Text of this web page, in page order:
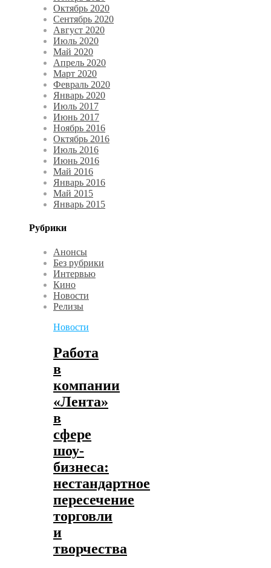
Октябрь 2020
Сентябрь 2020
Август 2020
Июль 2020
Май 2020
Апрель 2020
Март 2020
Февраль 2020
Январь 2020
Июль 2017
Июнь 2017
Ноябрь 2016
Октябрь 2016
Июль 2016
Июнь 2016
Май 2016
Январь 2016
Май 2015
Январь 2015
Рубрики
Анонсы
Без рубрики
Интервью
Кино
Новости
Релизы
Новости
Работа
в
компании
«Лента»
в
сфере
шоу-
бизнеса:
нестандартное
пересечение
торговли
и
творчества